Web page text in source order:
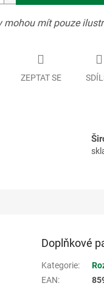
mohou mít pouze
ZEPTAT SE
Doplňkové
Kategorie:
EAN: